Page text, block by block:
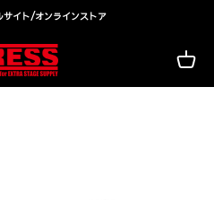
サイト/オンラインストア
ドレス)|アウトドア・ウェア・釣り具カート